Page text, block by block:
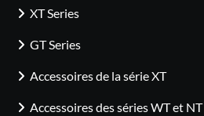
XT Series
GT Series
Accessoires de la série XT
Accessoires des séries WT et NT